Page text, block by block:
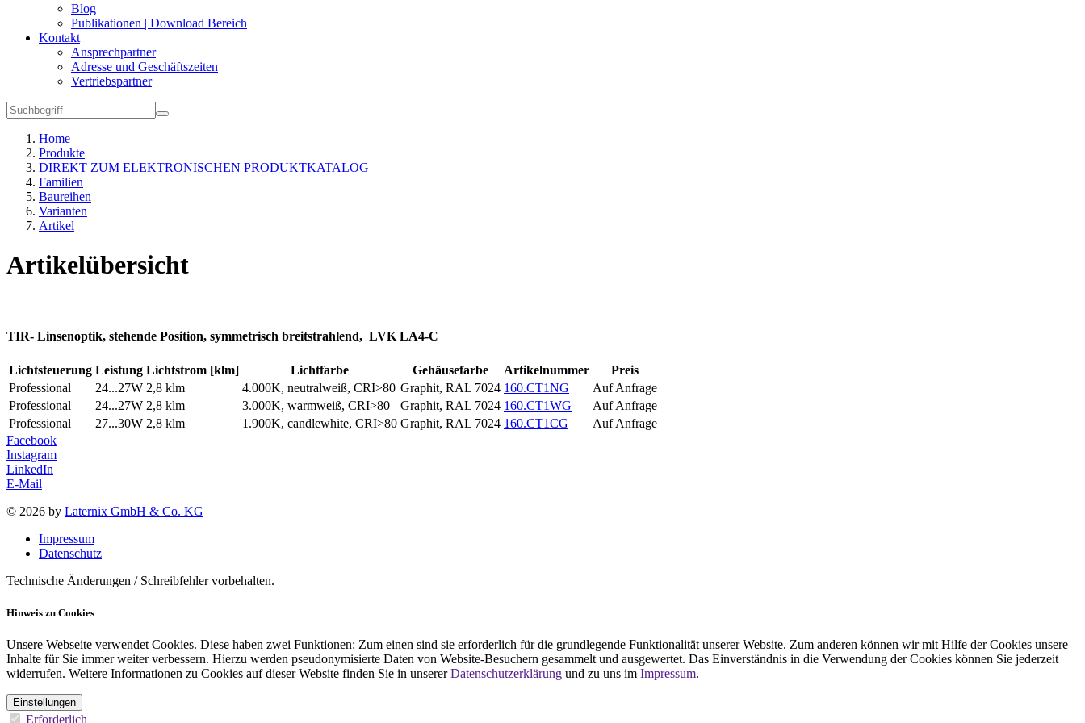
Blog
Publikationen | Download Bereich
Kontakt
Ansprechpartner
Adresse und Geschäftszeiten
Vertriebspartner
Home
Produkte
DIREKT ZUM ELEKTRONISCHEN PRODUKTKATALOG
Familien
Baureihen
Varianten
Artikel
Artikelübersicht
TIR- Linsenoptik, stehende Position, symmetrisch breitstrahlend, LVK LA4-C
Lichtsteuerung Leistung Lichtstrom [klm] Lichtfarbe Gehäusefarbe Artikelnummer
Preis
Professional
24...27W 2,8 klm 4.000K, neutralweiß, CRI>80 Graphit, RAL 7024 160.CT1NG
Auf Anfrage
Professional
24...27W 2,8 klm 3.000K, warmweiß, CRI>80 Graphit, RAL 7024 160.CT1WG
Auf Anfrage
Professional
27...30W 2,8 klm 1.900K, candlewhite, CRI>80 Graphit, RAL 7024 160.CT1CG
Auf Anfrage
Facebook
Instagram
LinkedIn
E-Mail
© 2026 by Laternix GmbH & Co. KG
Impressum
Datenschutz
Technische Änderungen / Schreibfehler vorbehalten.
Hinweis zu Cookies
Unsere Webseite verwendet Cookies. Diese haben zwei Funktionen: Zum einen sind sie erforderlich für die grundlegende Funktionalität unserer Website. Zum anderen können wir mit Hilfe der Cookies unsere
Inhalte für Sie immer weiter verbessern. Hierzu werden pseudonymisierte Daten von Website-Besuchern gesammelt und ausgewertet. Das Einverständnis in die Verwendung der Cookies können Sie jederzeit
widerrufen. Weitere Informationen zu Cookies auf dieser Website finden Sie in unsererDatenschutzerklärung und zu uns im Impressum.
Einstellungen
Erforderlich